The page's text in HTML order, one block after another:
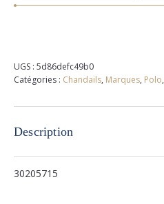
UGS : 5d86defc49b0
Catégories : Chandails, Marques, Polo,
Description
30205715